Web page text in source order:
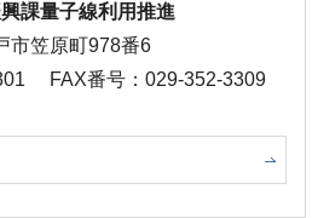
課量子線利用推進
市笠原町978番6
FAX番号：029-352-3309